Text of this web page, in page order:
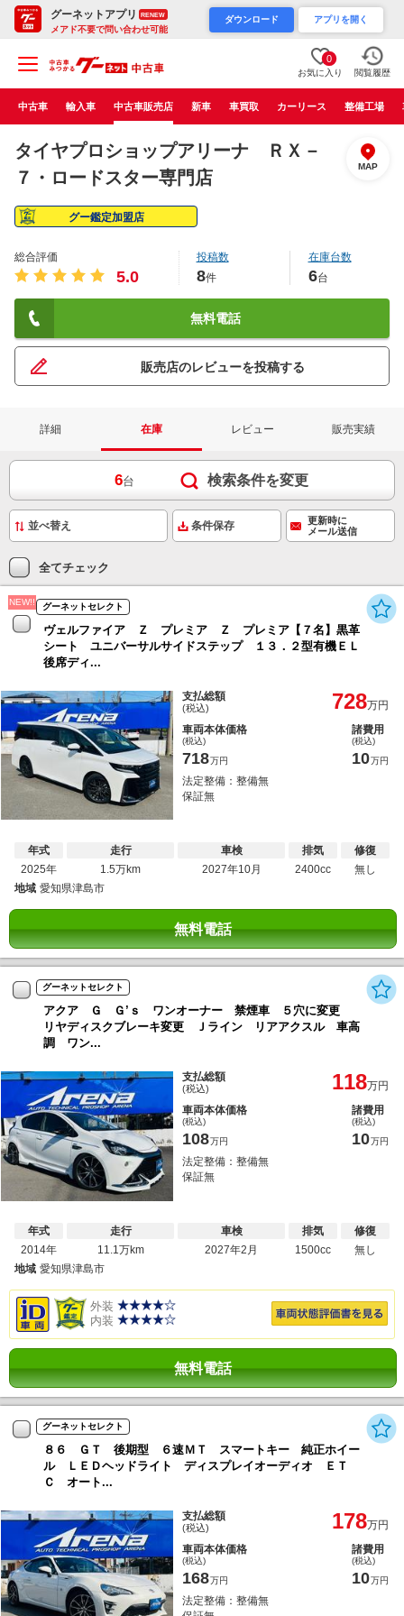
グーネットアプリ RENEW
メアド不要で問い合わせ可能
ダウンロード アプリを開く
0
お気に入り 閲覧履歴
中古車 輸入車 中古車販売店 新車 車買取 カーリース 整備工場
タイヤプロショップアリーナ ＲＸ－
７・ロードスター専門店
MAP
グー鑑定加盟店
総合評価
5.0
投稿数
8件
在庫台数
6台
無料電話
販売店のレビューを投稿する
詳細 在庫 レビュー 販売実績
6台 検索条件を変更
条件保存
更新時に
メール送信
全てチェック
NEW!! グーネットセレクト
ヴェルファイア Ｚ プレミア Ｚ プレミア【７名】黒革
シート ユニバーサルサイドステップ １３．２型有機ＥＬ
後席ディ...
支払総額
(税込) 728万円
車両本体価格
(税込)
718万円
諸費用
(税込)
10万円
法定整備：整備無
保証無
年式
2025年
走行
1.5万km
車検
2027年10月
排気
2400cc
修復
無し
地域 愛知県津島市
無料電話
グーネットセレクト
アクア Ｇ Ｇ’ｓ ワンオーナー 禁煙車 ５穴に変更
リヤディスクブレーキ変更 Ｊライン リアアクスル 車高
調 ワン...
支払総額
(税込) 118万円
車両本体価格
(税込)
108万円
諸費用
(税込)
10万円
法定整備：整備無
保証無
年式
2014年
走行
11.1万km
車検
2027年2月
排気
1500cc
修復
無し
地域 愛知県津島市
外装
内装
無料電話
グーネットセレクト
８６ ＧＴ 後期型 ６速ＭＴ スマートキー 純正ホイー
ル ＬＥＤヘッドライト ディスプレイオーディオ ＥＴ
Ｃ オート...
支払総額
(税込) 178万円
車両本体価格
(税込)
168万円
諸費用
(税込)
10万円
法定整備：整備無